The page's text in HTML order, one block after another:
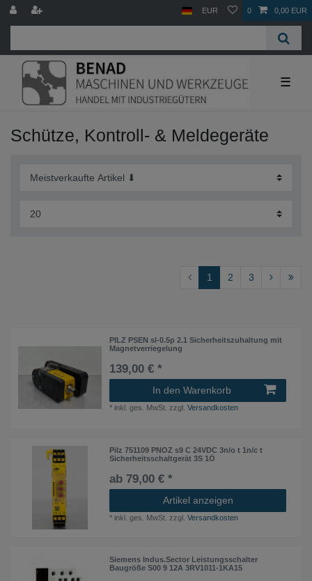
EUR 0 0,00 EUR
☰
Schütze, Kontroll- & Meldegeräte
1 2 3
PILZ PSEN sl-0.5p 2.1 Sicherheitszuhaltung mit
Magnetverriegelung
139,00 € *
In den Warenkorb
* inkl. ges. MwSt. zzgl.Versandkosten
Pilz 751109 PNOZ s9 C 24VDC 3n/o t 1n/c t
Sicherheitsschaltgerät 3S 1Ö
ab 79,00 € *
Artikel anzeigen
* inkl. ges. MwSt. zzgl.Versandkosten
Siemens Indus.Sector Leistungsschalter
Baugröße S00 9 12A 3RV1011-1KA15